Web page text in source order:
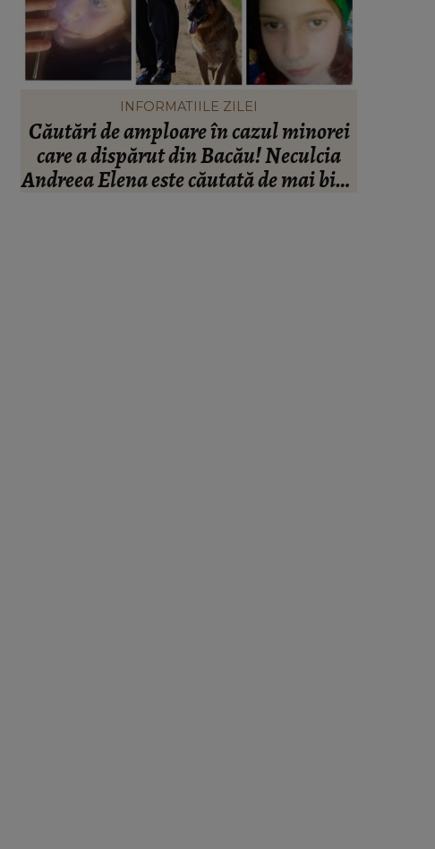
INFORMATIILE ZILEI
Căutări de amploare în cazul minorei
care a dispărut din Bacău! Neculcia
Andreea Elena este căutată de mai bine